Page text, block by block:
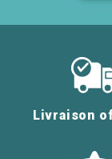
Livraison